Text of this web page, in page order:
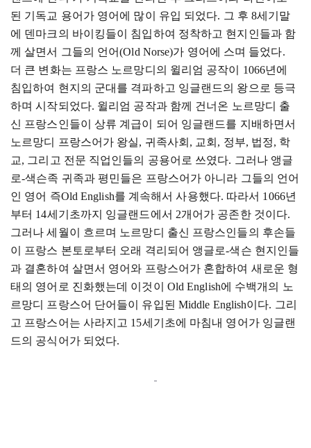
된 기독교 용어가 영어에 많이 유입 되었다. 그 후 8세기말
에 덴마크의 바이킹들이 침입하여 정착하고 현지인들과 함
께 살면서 그들의 언어(Old Norse)가 영어에 스며 들었다.
더 큰 변화는 프랑스 노르망디의 윌리엄 공작이 1066년에
침입하여 현지의 군대를 격파하고 잉글랜드의 왕으로 등극
하며 시작되었다. 윌리엄 공작과 함께 건너온 노르망디 출
신 프랑스인들이 상류 계급이 되어 잉글랜드를 지배하면서
노르망디 프랑스어가 왕실, 귀족사회, 교회, 정부, 법정, 학
교, 그리고 전문 직업인들의 공용어로 쓰였다. 그러나 앵글
로-색슨족 귀족과 평민들은 프랑스어가 아니라 그들의 언어
인 영어 즉Old English를 계속해서 사용했다. 따라서 1066년
부터 14세기초까지 잉글랜드에서 2개어가 공존한 것이다.
그러나 세월이 흐르며 노르망디 출신 프랑스인들의 후손들
이 프랑스 본토로부터 오래 격리되어 앵글로-색슨 현지인들
과 결혼하여 살면서 영어와 프랑스어가 혼합하여 새로운 형
태의 영어로 진화했는데 이것이 Old English에 수백개의 노
르망디 프랑스어 단어들이 유입된 Middle English이다. 그리
고 프랑스어는 사라지고 15세기초에 마침내 영어가 잉글랜
드의 공식어가 되었다.